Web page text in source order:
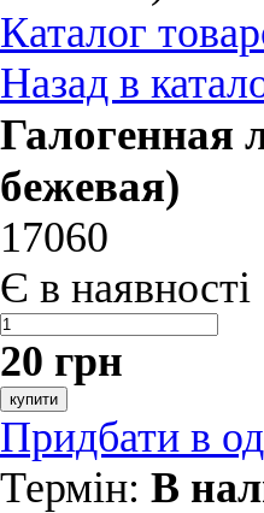
Каталог
Назад в
Галогенная
бежевая)
17060
Є в наявності
20 грн
купити
Придбати в
Термін: В